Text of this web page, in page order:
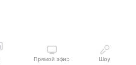
Прямой эфир Шоу